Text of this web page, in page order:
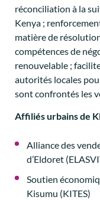
réconciliation à la
Kenya ;
matière de
compétences de
renouvelable ;
autorités locales
sont confrontés les
Affiliés urbains de
Alliance des
d’Eldoret
Soutien
Kisumu (KITES)